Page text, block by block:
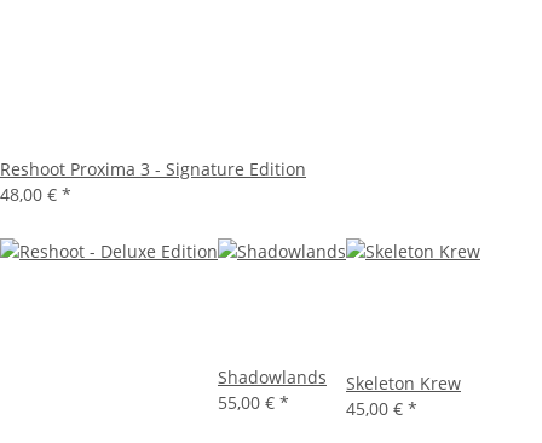
Reshoot Proxima 3 - Signature Edition
48,00 € *
Shadowlands
55,00 € *
Skeleton Krew
45,00 € *